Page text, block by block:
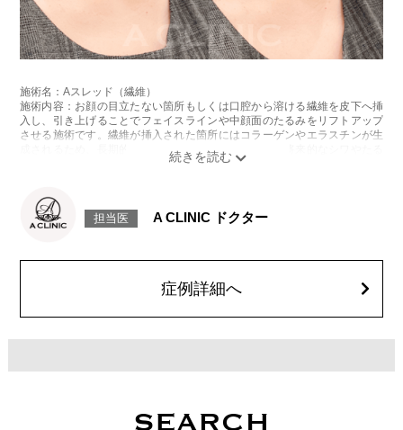
施術名：Aスレッド（繊維）
施術内容：お顔の目立たない箇所もしくは口腔から溶ける繊維を皮下へ挿
入し、引き上げることでフェイスラインや中顔面のたるみをリフトアップ
させる施術です。繊維が挿入された箇所にはコラーゲンやエラスチンが生
成されるため、長期的な美肌効果、肌質の改善効果、将来的なシワやたる
みの予防効果が期待できます。
とがございます。また、稀ではありますが、施術部位の細菌感染症、皮膚
のよれ、繊維の突出などが生じることがございます。化膿止め・痛み止め
費用：1部位 184,800円(税込)
オプション：笑気麻酔 3,300円(税込)
担当医 A CLINIC ドクター
症例詳細へ
SEARCH